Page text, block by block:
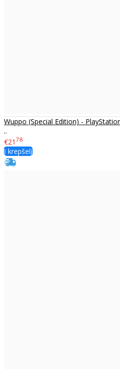
Wuppo (Special Edition) -
..
€21 78
Į krepšelį